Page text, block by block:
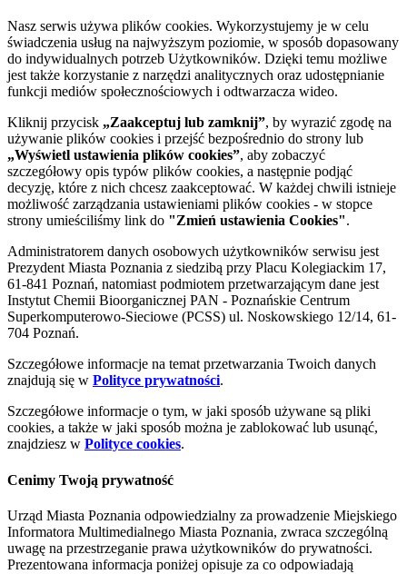
Nasz serwis używa plików cookies. Wykorzystujemy je w celu
świadczenia usług na najwyższym poziomie, w sposób dopasowany
do indywidualnych potrzeb Użytkowników. Dzięki temu możliwe
jest także korzystanie z narzędzi analitycznych oraz udostępnianie
funkcji mediów społecznościowych i odtwarzacza wideo.
Kliknij przycisk „Zaakceptuj lub zamknij”, by wyrazić zgodę na
używanie plików cookies i przejść bezpośrednio do strony lub
„Wyświetl ustawienia plików cookies”, aby zobaczyć
szczegółowy opis typów plików cookies, a następnie podjąć
decyzję, które z nich chcesz zaakceptować. W każdej chwili istnieje
możliwość zarządzania ustawieniami plików cookies - w stopce
strony umieściliśmy link do "Zmień ustawienia Cookies".
Administratorem danych osobowych użytkowników serwisu jest
Prezydent Miasta Poznania z siedzibą przy Placu Kolegiackim 17,
61-841 Poznań, natomiast podmiotem przetwarzającym dane jest
Instytut Chemii Bioorganicznej PAN - Poznańskie Centrum
Superkomputerowo-Sieciowe (PCSS) ul. Noskowskiego 12/14, 61-
704 Poznań.
Szczegółowe informacje na temat przetwarzania Twoich danych
znajdują się w Polityce prywatności.
Szczegółowe informacje o tym, w jaki sposób używane są pliki
cookies, a także w jaki sposób można je zablokować lub usunąć,
znajdziesz w Polityce cookies.
Cenimy Twoją prywatność
Urząd Miasta Poznania odpowiedzialny za prowadzenie Miejskiego
Informatora Multimedialnego Miasta Poznania, zwraca szczególną
uwagę na przestrzeganie prawa użytkowników do prywatności.
Prezentowana informacja poniżej opisuje za co odpowiadają